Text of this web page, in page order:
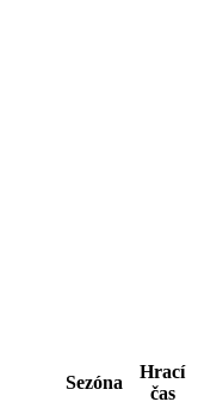
Sezóna
Hrací
čas